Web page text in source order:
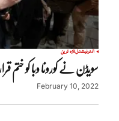
انٹرنیشنلتازہ ترین
سویڈن نے کورونا وبا کو ختم
February 10, 2022